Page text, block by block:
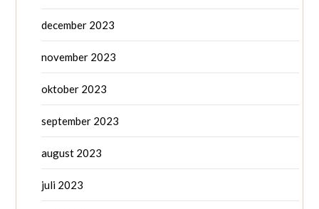
december 2023
november 2023
oktober 2023
september 2023
august 2023
juli 2023